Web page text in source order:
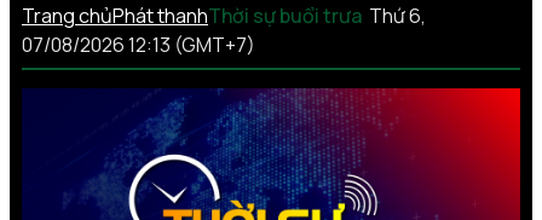
Trang chủPhát thanhThời sự buổi trưa Thứ 6,
07/08/2026 12:13 (GMT+7)